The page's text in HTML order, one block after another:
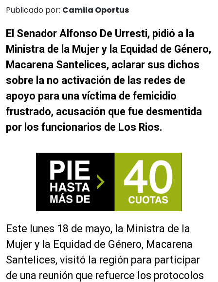
Publicado por: Camila Oportus
El Senador Alfonso De Urresti, pidió a la
Ministra de la Mujer y la Equidad de Género,
Macarena Santelices, aclarar sus dichos
sobre la no activación de las redes de
apoyo para una víctima de femicidio
frustrado, acusación que fue desmentida
por los funcionarios de Los Rios.
Este lunes 18 de mayo, la Ministra de la
Mujer y la Equidad de Género, Macarena
Santelices, visitó la región para participar
de una reunión que refuerce los protocolos